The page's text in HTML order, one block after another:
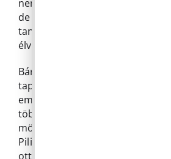
nem értenek a kertészkedéshez,
de ha együtt csinálnák, abból
tanulhatna, és az eredményt
élvezhetnék.
Bár Gábor nem titkolta, hogy
tapasztalataik is, például
emberrel, mégis úgy érzi,
többségében nagyon jó energiák
mögött világosan kirajzolódik:
Pilisborosjenő nem csupán
otthon, ahol érték a természet,